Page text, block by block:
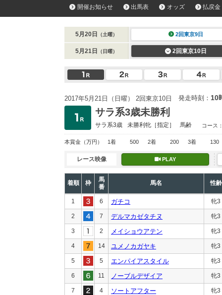
開催お知らせ 出馬表 オッズ 払戻金
5月20日 （土曜） 2回東京9日
5月21日 （日曜） 2回東京10日
2017年5月21日（日曜） 2回東京10日 発走時刻： 10
サラ系3歳未勝利
サラ系3歳 未勝利牝［指定］ 馬齢 コース
本賞金 （万円） 1着 500 2着 200 3着 130
レース映像 PLAY
着順 枠
馬
番
馬名 性齢
1 6 ガチコ 牝3
2 7 デルマカゼタチヌ 牝3
3 2 メイショウアテン 牝3
4 14 ユメノカガヤキ 牝3
5 5 エンパイアスタイル 牝3
6 11 ノーブルデザイア 牝3
7 4 ソートアフター 牝3